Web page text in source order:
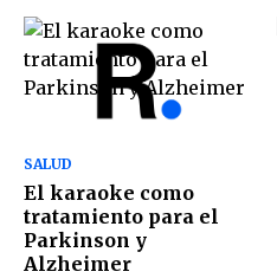
SALUD
El karaoke como
tratamiento para el
Parkinson y
Alzheimer